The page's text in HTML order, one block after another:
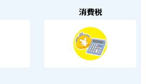
消費税